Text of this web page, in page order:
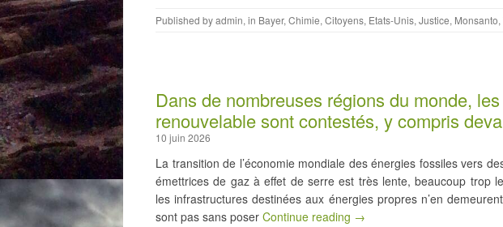
Published byadmin, in Bayer, Chimie, Citoyens, Etats-Unis, Justice, Monsanto,
Dans de nombreuses régions du monde,
renouvelable sont contestés, y compris
10 juin 2026
La transition de l’économie mondiale des énergies fossiles vers
émettrices de gaz à effet de serre est très lente, beaucoup trop
les infrastructures destinées aux énergies propres n’en
sont pas sans poser Continue reading →